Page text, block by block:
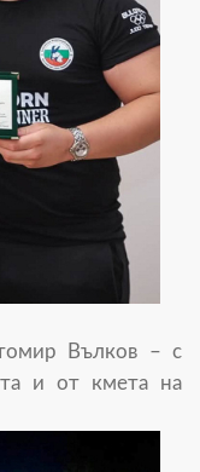
Вълков – с
и от кмета на